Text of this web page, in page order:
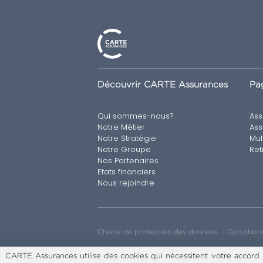
Découvrir CARTE Assurances
Qui sommes-nous?
Notre Métier
Notre Stratégie
Notre Groupe
Nos Partenaires
Etats financiers
Nous rejoindre
Charte de protection des données
CARTE Assurances utilise des cookies qui nécessitent votre